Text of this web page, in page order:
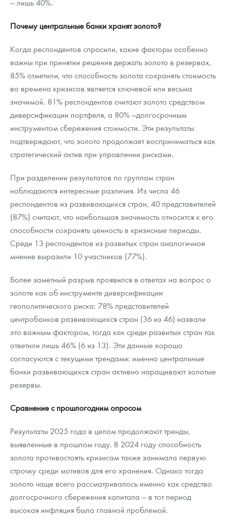
— лишь 40%.
Почему центральные банки хранят золото?
Когда респондентов спросили, какие факторы особенно
важны при принятии решения держать золото в резервах,
85% отметили, что способность золота сохранять стоимость
во времена кризисов является ключевой или весьма
значимой. 81% респондентов считают золото средством
диверсификации портфеля, а 80% —долгосрочным
инструментом сбережения стоимости. Эти результаты
подтверждают, что золото продолжает восприниматься как
стратегический актив при управлении рисками.
При разделении результатов по группам стран
наблюдаются интересные различия. Из числа 46
респондентов из развивающихся стран, 40 представителей
(87%) считают, что наибольшая значимость относится к его
способности сохранять ценность в кризисные периоды.
Среди 13 респондентов из развитых стран аналогичное
мнение выразили 10 участников (77%).
Более заметный разрыв проявился в ответах на вопрос о
золоте как об инструменте диверсификации
геополитического риска: 78% представителей
центробанков развивающихся стран (36 из 46) назвали
это важным фактором, тогда как среди развитых стран так
ответили лишь 46% (6 из 13). Эти данные хорошо
согласуются с текущими трендами: именно центральные
банки развивающихся стран активно наращивают золотые
резервы.
Сравнение с прошлогодним опросом
Результаты 2025 года в целом продолжают тренды,
выявленные в прошлом году. В 2024 году способность
золота противостоять кризисам также занимала первую
строчку среди мотивов для его хранения. Однако тогда
золото чаще всего рассматривалось именно как средство
долгосрочного сбережения капитала — в тот период
высокая инфляция была главной проблемой.